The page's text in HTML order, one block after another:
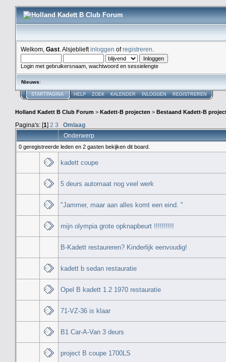
Welkom, Gast . Alsjeblieftinloggen ofregistreren
Login met gebruikersnaam, wachtwoord en sessielengte
Nieuws:
STARTPAGINA HELP ZOEK KALENDER INLOGGEN REGISTREREN
Holland Kadett B Club Forum > Kadett-B projecten > Bestaand Kadett-B
Pagina's: [1] 2 3
Omlaag
Onderwerp
0 geregistreerde leden en 2 gasten bekijken dit board.
kadett coupe
5 deurs automaat nog veel werk
"Jammer, maar aan alles komt een eind. "
mijn olympia grote opknapbeurt !!!!!!!!!!
B-Kadett restaureren? Kinderlijk eenvoudig!
kadett b sedan restauratie
Opel B kadett 1.2 1970 restauratie
71-VZ-36 is klaar
B1 Car-A-Van 3 deurs
project B coupe 1700LS